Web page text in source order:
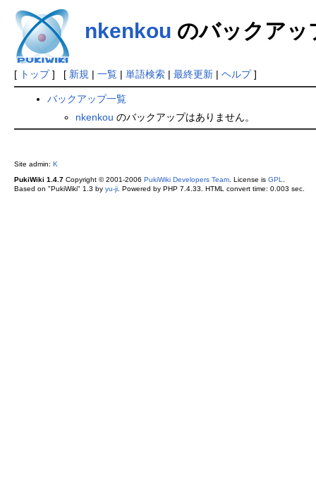
nkenkou のバックアッ
[ トップ] [ 新規 | 一覧| 単語検索| 最終更新| ヘルプ]
バックアップ一覧
nkenkou のバックアップはありません。
Site admin: K
PukiWiki 1.4.7Copyright © 2001-2006 PukiWiki Developers Team. License is GPL
Based on "PukiWiki" 1.3 by yu-ji. Powered by PHP 7.4.33. HTML convert time: 0.003 sec.